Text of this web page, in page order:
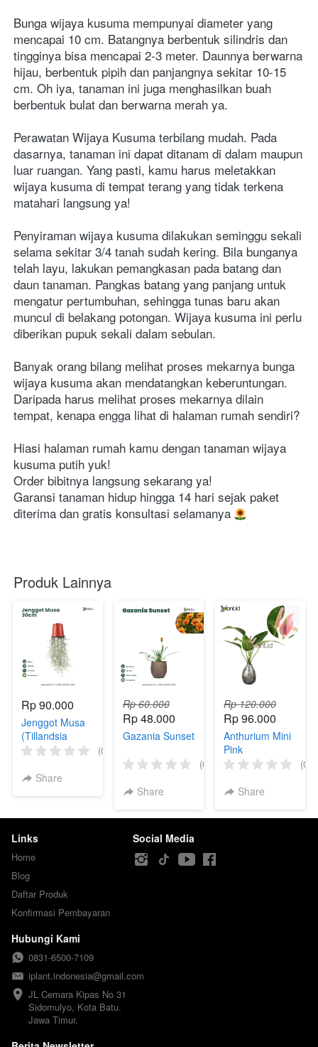
Bunga wijaya kusuma mempunyai diameter yang
mencapai 10 cm. Batangnya berbentuk silindris dan
tingginya bisa mencapai 2-3 meter. Daunnya berwarna
hijau, berbentuk pipih dan panjangnya sekitar 10-15
cm. Oh iya, tanaman ini juga menghasilkan buah
berbentuk bulat dan berwarna merah ya.
Perawatan Wijaya Kusuma terbilang mudah. Pada
dasarnya, tanaman ini dapat ditanam di dalam maupun
luar ruangan. Yang pasti, kamu harus meletakkan
wijaya kusuma di tempat terang yang tidak terkena
matahari langsung ya!
Penyiraman wijaya kusuma dilakukan seminggu sekali
selama sekitar 3/4 tanah sudah kering. Bila bunganya
telah layu, lakukan pemangkasan pada batang dan
daun tanaman. Pangkas batang yang panjang untuk
mengatur pertumbuhan, sehingga tunas baru akan
muncul di belakang potongan. Wijaya kusuma ini perlu
diberikan pupuk sekali dalam sebulan.
Banyak orang bilang melihat proses mekarnya bunga
wijaya kusuma akan mendatangkan keberuntungan.
Daripada harus melihat proses mekarnya dilain
tempat, kenapa engga lihat di halaman rumah sendiri?
Hiasi halaman rumah kamu dengan tanaman wijaya
kusuma putih yuk!
Order bibitnya langsung sekarang ya!
Garansi tanaman hidup hingga 14 hari sejak paket
diterima dan gratis konsultasi selamanya
Produk Lainnya
Rp 90.000
Jenggot Musa
(Tillandsia
usneoides) 30
(0)
Share
Rp 60.000
Rp 48.000
Gazania Sunset
(0)
Share
Rp 120.000
Rp 96.000
Anthurium Mini
Pink
(0)
Share
Links
Home
Blog
Daftar Produk
Konfirmasi Pembayaran
Social Media
Hubungi Kami
0831-6500-7109
iplant.indonesia@gmail.com
JL Cemara Kipas No 31
Sidomulyo, Kota Batu.
Jawa Timur.